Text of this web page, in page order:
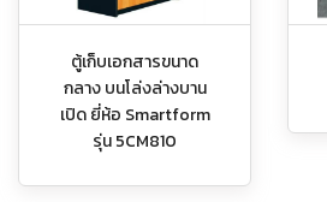
ตู้เก็บเอกสารขนาด
กลาง บนโล่งล่างบาน
เปิด ยี่ห้อ Smartform
รุ่น 5CM810